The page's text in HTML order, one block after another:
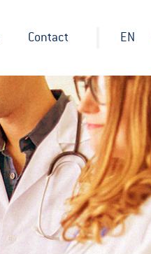
Contact EN